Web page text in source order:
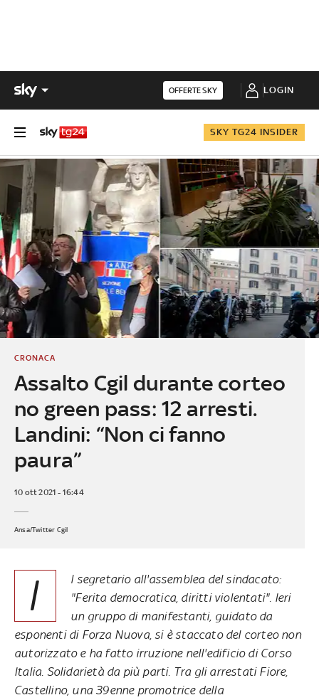
OFFERTE SKY LOGIN
SKY TG24 INSIDER
Assalto Cgil durante corteo
no green pass: 12 arresti.
Landini: “Non ci fanno
paura”
CRONACA
10 ott 2021 - 16:44
Ansa/Twitter Cgil
I
l segretario all'assemblea del sindacato:
"Ferita democratica, diritti violentati". Ieri
un gruppo di manifestanti, guidato da
esponenti di Forza Nuova, si è staccato del corteo non
autorizzato e ha fatto irruzione nell'edificio di Corso
Italia. Solidarietà da più parti. Tra gli arrestati Fiore,
Castellino, una 39enne promotrice della